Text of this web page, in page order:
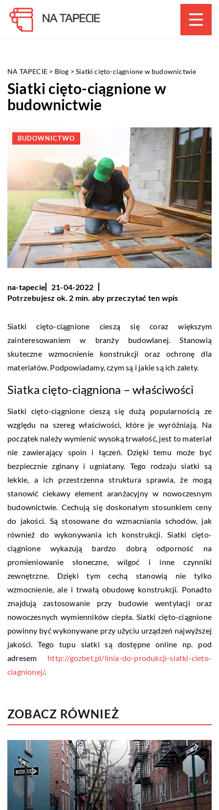
NA TAPECIE > Blog >Siatki cięto-ciągnione w budownictwie
Siatki cięto-ciągnione w
budownictwie
BUDOWNICTWO
na-tapecie
21-04-2022
Potrzebujesz ok. 2 min. aby przeczytać ten wpis
Siatki cięto-ciągnione cieszą się coraz większym
zainteresowaniem w branży budowlanej. Stanowią
skuteczne wzmocnienie konstrukcji oraz ochronę dla
materiałów. Podpowiadamy, czym są i jakie są ich zalety.
Siatka cięto-ciągniona – właściwości
Siatki cięto-ciągnione cieszą się dużą popularnością ze
względu na szereg właściwości, które je wyróżniają. Na
początek należy wymienić wysoką trwałość, jest to materiał
nie zawierający spoin i łączeń. Dzięki temu może być
bezpiecznie zginany i ugniatany. Tego rodzaju siatki są
lekkie, a ich przestrzenna struktura sprawia, że mogą
stanowić ciekawy element aranżacyjny w nowoczesnym
budownictwie. Cechują się doskonałym stosunkiem ceny
do jakości. Są stosowane do wzmacniania schodów, jak
również do wykonywania ich konstrukcji. Siatki cięto-
ciągnione wykazują bardzo dobrą odporność na
promieniowanie słoneczne, wilgoć i inne czynniki
zewnętrzne. Dzięki tym cechą stanowią nie tylko
wzmocnienie, ale i trwałą obudowę konstrukcji. Ponadto
znajdują zastosowanie przy budowie wentylacji oraz
nowoczesnych wymienników ciepła. Siatki cięto-ciągnione
powinny być wykonywane przy użyciu urządzeń najwyższej
jakości. Tego tupu siatki są dostępne online np. pod
adresem http://gozbet.pl/linia-do-produkcji-siatki-cieto-
ciagnionej/.
ZOBACZ RÓWNIEŻ